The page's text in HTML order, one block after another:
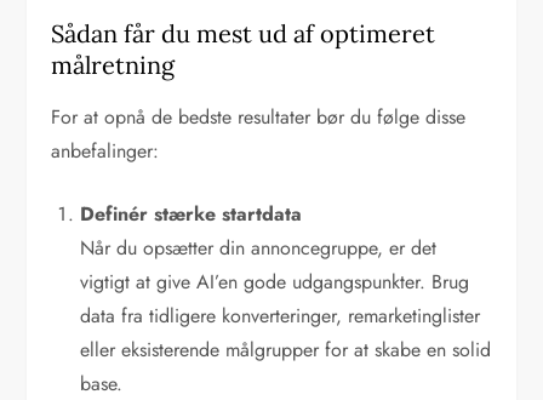
Sådan får du mest ud af optimeret
målretning
For at opnå de bedste resultater bør du følge disse
anbefalinger:
Definér stærke startdata
Når du opsætter din annoncegruppe, er det
vigtigt at give AI’en gode udgangspunkter. Brug
data fra tidligere konverteringer, remarketinglister
eller eksisterende målgrupper for at skabe en solid
base.